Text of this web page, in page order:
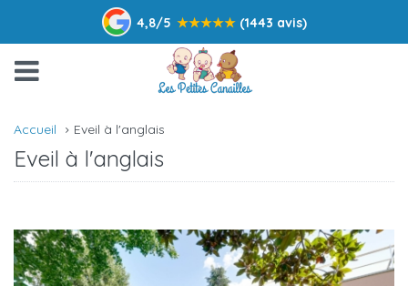
4,8/5 ★★★★★ (1443 avis)
Accueil Eveil à l'anglais
Eveil à l'anglais